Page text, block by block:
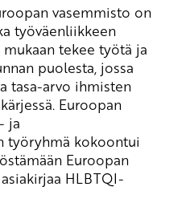
vasemmisto on
työväenliikkeen
tekee työtä ja
puolesta, jossa
tasa-arvo ihmisten
Euroopan
ja
työryhmä kokoontui
Euroopan
HLBTQI-